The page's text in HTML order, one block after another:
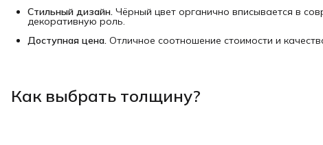
Стильный дизайн. Чёрный цвет органично вписывается в
декоративную роль.
Доступная цена. Отличное соотношение стоимости и
Как выбрать толщину?